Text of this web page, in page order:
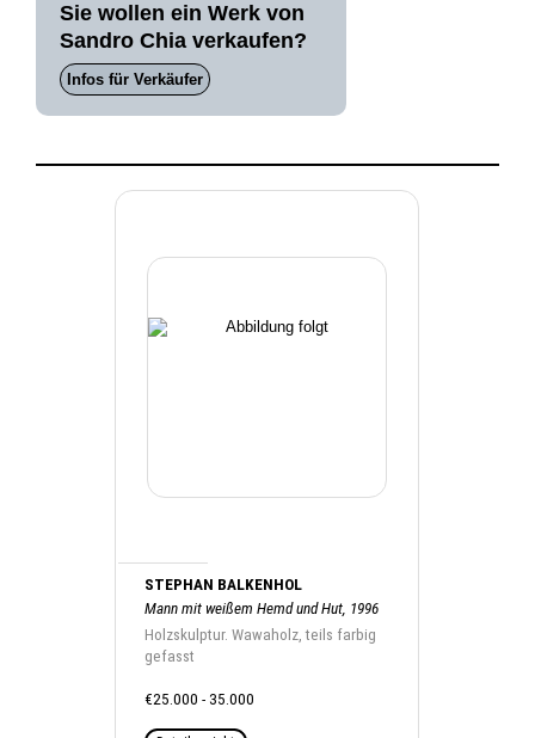
Sie wollen ein Werk von
Sandro Chia verkaufen?
Infos für Verkäufer
STEPHAN BALKENHOL
Mann mit weißem Hemd und Hut, 1996
Holzskulptur. Wawaholz, teils farbig
gefasst
€25.000 - 35.000